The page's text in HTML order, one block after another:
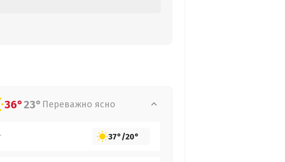
36°23° Переважно ясно
37°/20°